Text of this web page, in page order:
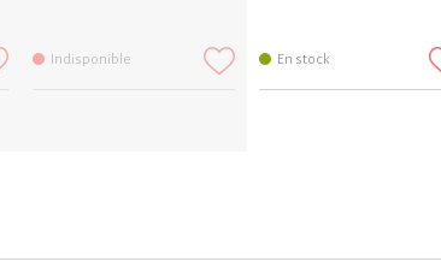
Indisponible En stock